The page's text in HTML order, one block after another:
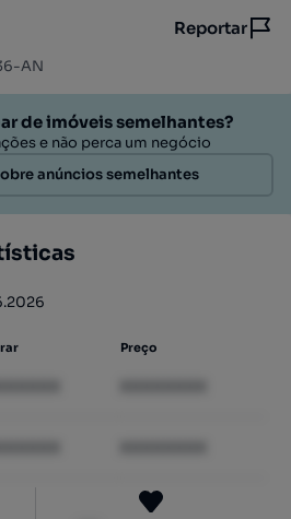
Reportar
AN
de imóveis semelhantes?
e não perca um negócio
anúncios semelhantes
Preço